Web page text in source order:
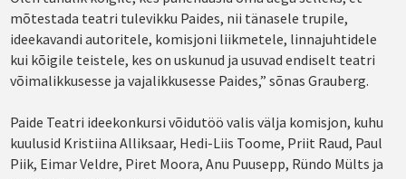
mõtestada teatri tulevikku Paides, nii tänasele trupile,
ideekavandi autoritele, komisjoni liikmetele, linnajuhtidele
kui kõigile teistele, kes on uskunud ja usuvad endiselt teatri
võimalikkusesse ja vajalikkusesse Paides,” sõnas Grauberg.
Paide Teatri ideekonkursi võidutöö valis välja komisjon, kuhu
kuulusid Kristiina Alliksaar, Hedi-Liis Toome, Priit Raud, Paul
Piik, Eimar Veldre, Piret Moora, Anu Puusepp, Ründo Mülts ja